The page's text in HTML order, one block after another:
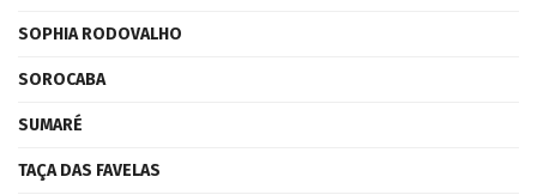
SOPHIA RODOVALHO
SOROCABA
SUMARÉ
TAÇA DAS FAVELAS